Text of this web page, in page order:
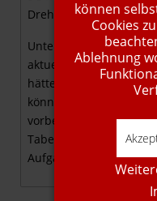
Drehung nur den
Unter dem Strich war
aktuellen Situation
hätte man einen
können, stattdessen ist
vorbeigezogen. Nun
Tabellenzweiten in
Aufgabe.
können
Cookies
Ablehnung